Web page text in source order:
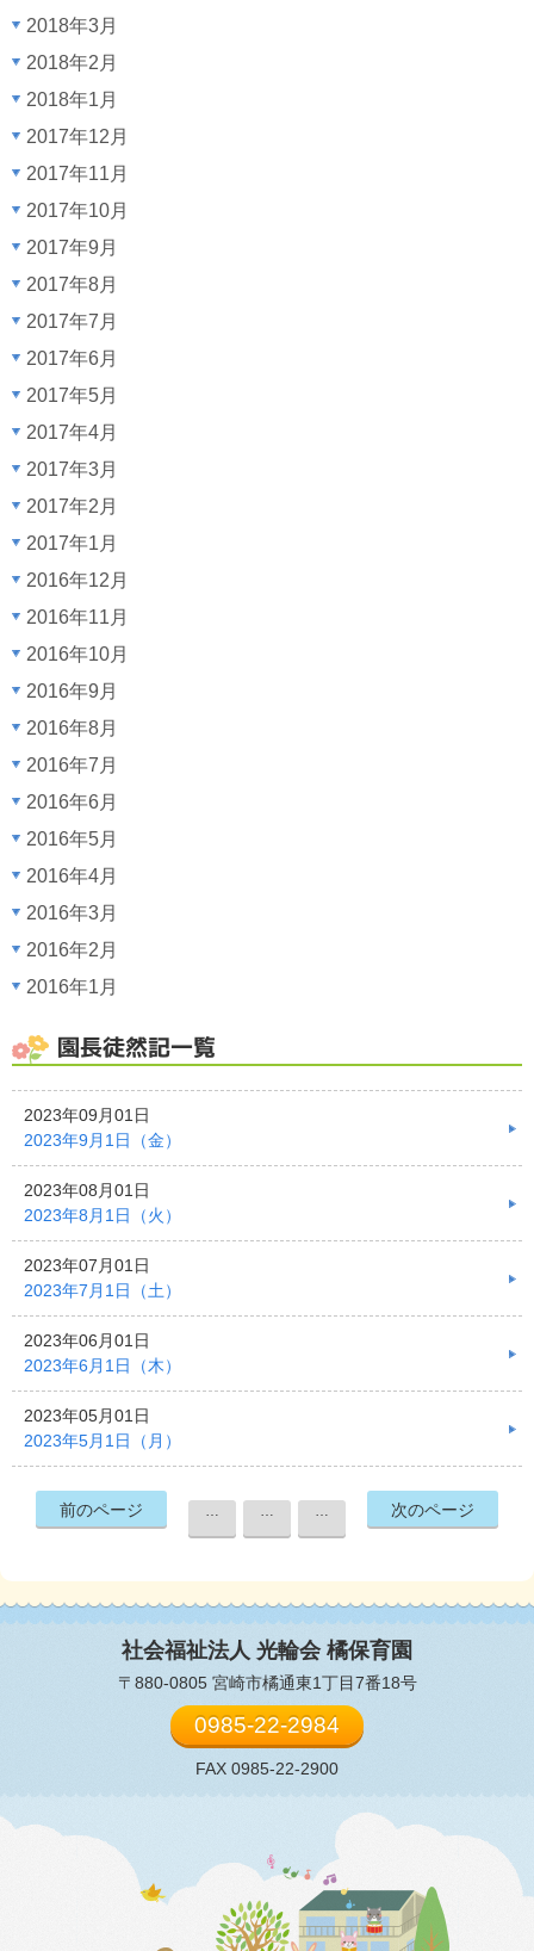
2018年3月
2018年2月
2018年1月
2017年12月
2017年11月
2017年10月
2017年9月
2017年8月
2017年7月
2017年6月
2017年5月
2017年4月
2017年3月
2017年2月
2017年1月
2016年12月
2016年11月
2016年10月
2016年9月
2016年8月
2016年7月
2016年6月
2016年5月
2016年4月
2016年3月
2016年2月
2016年1月
園長徒然記一覧
2023年09月01日
2023年9月1日（金）
2023年08月01日
2023年8月1日（火）
2023年07月01日
2023年7月1日（土）
2023年06月01日
2023年6月1日（木）
2023年05月01日
2023年5月1日（月）
前のページ … … … 次のページ
社会福祉法人 光輪会 橘保育園
〒880-0805 宮崎市橘通東1丁目7番18号
0985-22-2984
FAX 0985-22-2900